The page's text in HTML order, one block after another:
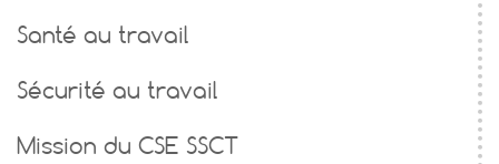
Santé au travail
Sécurité au travail
Mission du CSE SSCT